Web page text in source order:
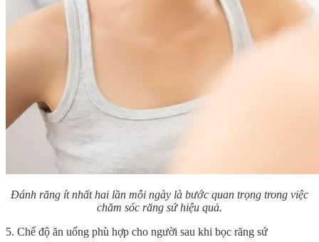
Đánh răng ít nhất hai lần mỗi ngày là bước quan trọng trong việc
chăm sóc răng sứ hiệu quả.
5. Chế độ ăn uống phù hợp cho người sau khi bọc răng sứ